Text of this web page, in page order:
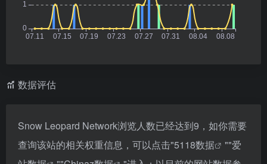
数据评估
Snow Leopard Network浏览人数已经达到9，如你需要
查询该站的相关权重信息，可以点击"5118数据 ""爱